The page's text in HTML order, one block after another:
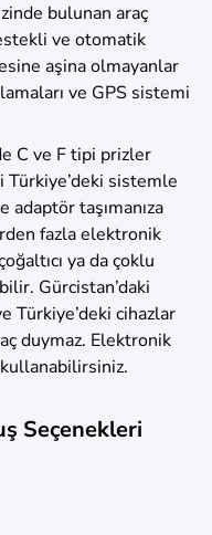
bulunan araç
ve otomatik
aşina olmayanlar
ve GPS sistemi
C ve F tipi prizler
Türkiye’deki sistemle
taşımanıza
fazla elektronik
ya da çoklu
Gürcistan’daki
Türkiye’deki cihazlar
duymaz. Elektronik
kullanabilirsiniz.
Seçenekleri